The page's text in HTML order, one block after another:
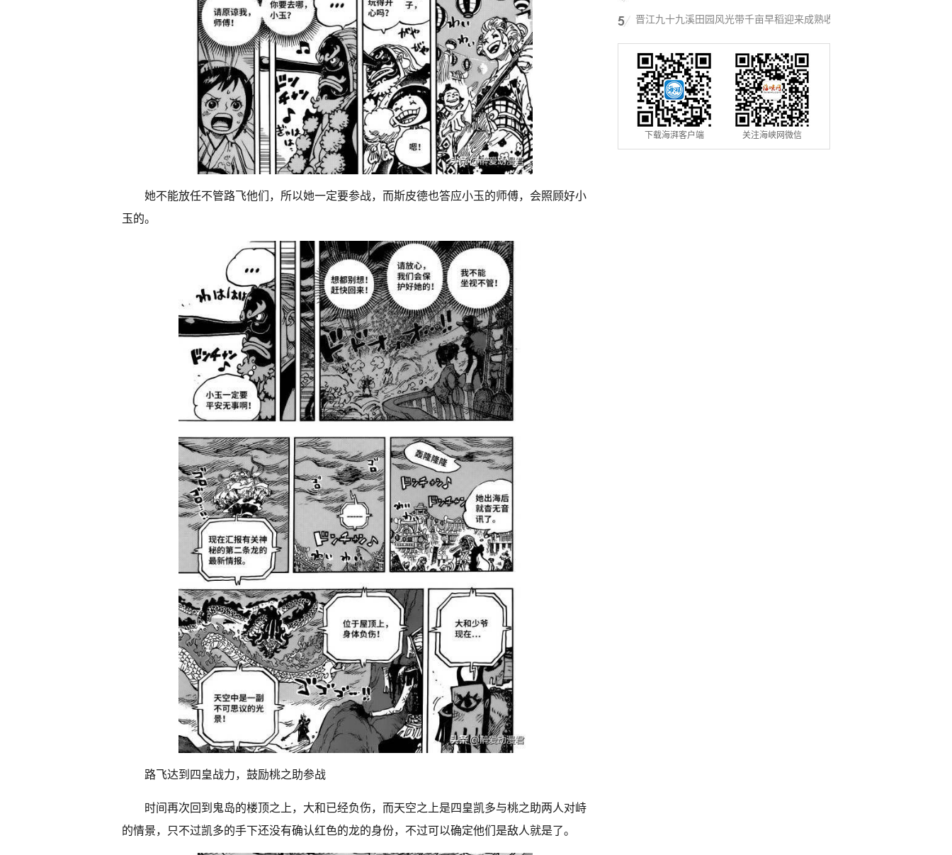
她不能放任不管路飞他们，所以她一定要参战，而斯皮德也答应小玉的师傅，会照顾好小
玉的。
路飞达到四皇战力，鼓励桃之助参战
时间再次回到鬼岛的楼顶之上，大和已经负伤，而天空之上是四皇凯多与桃之助两人对峙
的情景，只不过凯多的手下还没有确认红色的龙的身份，不过可以确定他们是敌人就是了。
晋江九十九溪田园风光带千亩早稻迎来成熟收
割季
下载海湃客户端 关注海峡网微信